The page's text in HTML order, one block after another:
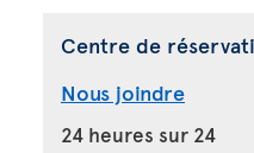
Centre de
Nous joindre
24 heures sur 24